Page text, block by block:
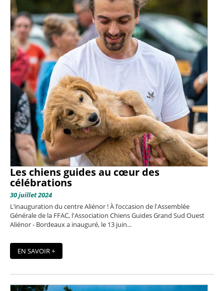
Les chiens guides au cœur des
célébrations
30 juillet 2024
L’inauguration du centre Aliénor ! À l’occasion de l'Assemblée
Générale de la FFAC, l'Association Chiens Guides Grand Sud Ouest
Aliénor - Bordeaux​ a inauguré, le 13 juin...
EN SAVOIR +